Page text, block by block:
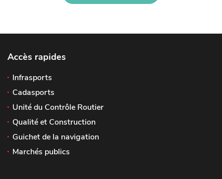
Accès rapides
Infrasports
Cadasports
Unité du Contrôle Routier
Qualité et Construction
Guichet de la navigation
Marchés publics